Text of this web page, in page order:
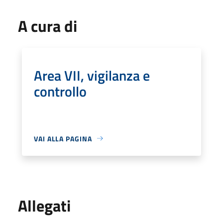
A cura di
Area VII, vigilanza e
controllo
VAI ALLA PAGINA
Allegati